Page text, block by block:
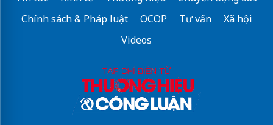
Chính sách & Pháp luật
OCOP Tư vấn
Xã hội
Videos